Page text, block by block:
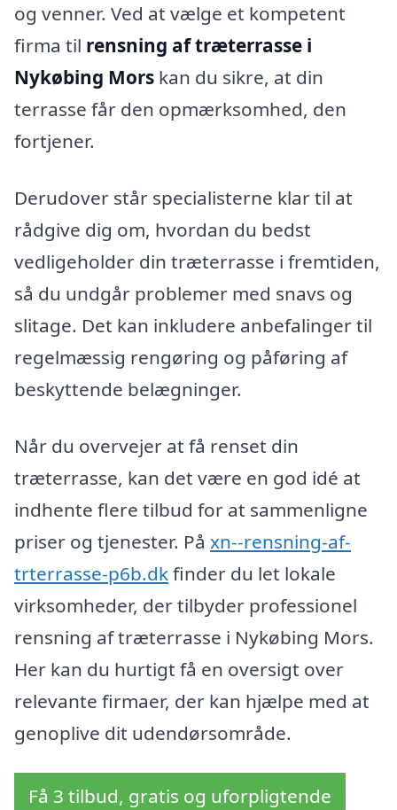
og venner. Ved at vælge et kompetent
firma til rensning af træterrasse i
Nykøbing Mors kan du sikre, at din
terrasse får den opmærksomhed, den
fortjener.
Derudover står specialisterne klar til at
rådgive dig om, hvordan du bedst
vedligeholder din træterrasse i fremtiden,
så du undgår problemer med snavs og
slitage. Det kan inkludere anbefalinger til
regelmæssig rengøring og påføring af
beskyttende belægninger.
Når du overvejer at få renset din
træterrasse, kan det være en god idé at
indhente flere tilbud for at sammenligne
priser og tjenester. På xn--rensning-af-
trterrasse-p6b.dkfinder du let lokale
virksomheder, der tilbyder professionel
rensning af træterrasse i Nykøbing Mors.
Her kan du hurtigt få en oversigt over
relevante firmaer, der kan hjælpe med at
genoplive dit udendørsområde.
Få 3 tilbud, gratis og uforpligtende